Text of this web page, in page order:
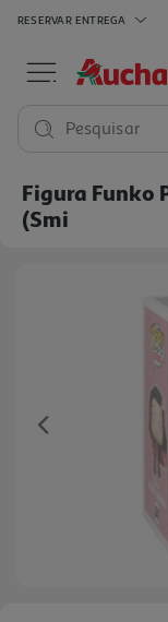
RESERVAR ENTREGA
Pesquisar
Figura Funko
(smi
Previous